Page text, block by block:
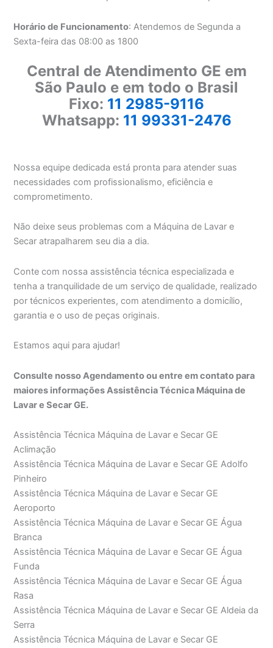
Horário de Funcionamento: Atendemos de Segunda a
Sexta-feira das 08:00 as 1800
Central de Atendimento GE em
São Paulo e em todo o Brasil
Fixo: 11 2985-9116
Whatsapp: 11 99331-2476
Nossa equipe dedicada está pronta para atender suas
necessidades com profissionalismo, eficiência e
comprometimento.
Não deixe seus problemas com a Máquina de Lavar e
Secar atrapalharem seu dia a dia.
Conte com nossa assistência técnica especializada e
tenha a tranquilidade de um serviço de qualidade, realizado
por técnicos experientes, com atendimento a domicílio,
garantia e o uso de peças originais.
Estamos aqui para ajudar!
Consulte nosso Agendamento ou entre em contato para
maiores informações Assistência Técnica Máquina de
Lavar e Secar GE.
Assistência Técnica Máquina de Lavar e Secar GE
Aclimação
Assistência Técnica Máquina de Lavar e Secar GE Adolfo
Pinheiro
Assistência Técnica Máquina de Lavar e Secar GE
Aeroporto
Assistência Técnica Máquina de Lavar e Secar GE Água
Branca
Assistência Técnica Máquina de Lavar e Secar GE Água
Funda
Assistência Técnica Máquina de Lavar e Secar GE Água
Rasa
Assistência Técnica Máquina de Lavar e Secar GE Aldeia da
Serra
Assistência Técnica Máquina de Lavar e Secar GE